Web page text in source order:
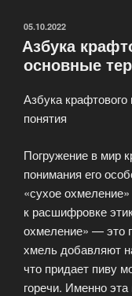
ОПУБЛИКОВАНО
05.10.2022
Азбука
основные
Азбука
понятия
Погружение в мир
понимания его
«сухое
к расшифровке
охмеление» — это
хмель добавляют
что придает пиву
горечи. Именно